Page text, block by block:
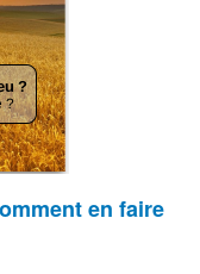
en faire